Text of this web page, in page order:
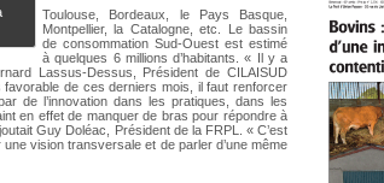
Toulouse, Bordeaux, le Pays Basque,
Montpellier, la Catalogne, etc. Le bassin
de consommation Sud-Ouest est estimé
à quelques 6 millions d’habitants. « Il y a
Lassus-Dessus, Président de CILAISUD
de ces derniers mois, il faut renforcer
de l’innovation dans les pratiques, dans les
en effet de manquer de bras pour répondre à
Guy Doléac, Président de la FRPL. « C’est
vision transversale et de parler d’une même